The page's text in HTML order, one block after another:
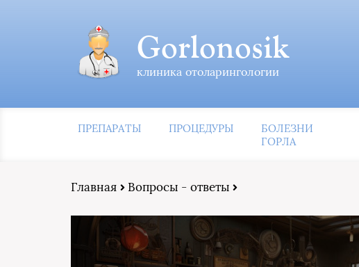
Gorlonosik
клиника отоларингологии
ПРЕПАРАТЫ ПРОЦЕДУРЫ
БОЛЕЗНИ
ГОРЛА
Главная Вопросы - ответы